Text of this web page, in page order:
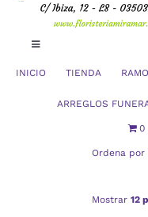
Toggle
INICIO TIENDA
ARREGLOS
0
Ordena por
Mostrar 12